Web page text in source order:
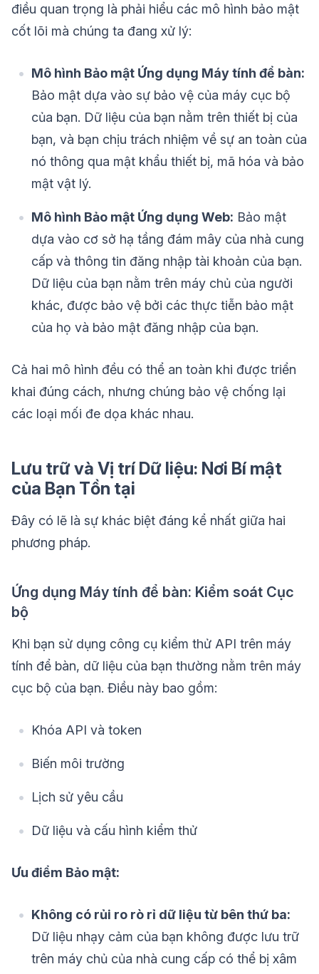
điều quan trọng là phải hiểu các mô hình bảo mật
cốt lõi mà chúng ta đang xử lý:
Mô hình Bảo mật Ứng dụng Máy tính để bàn:
Bảo mật dựa vào sự bảo vệ của máy cục bộ
của bạn. Dữ liệu của bạn nằm trên thiết bị của
bạn, và bạn chịu trách nhiệm về sự an toàn của
nó thông qua mật khẩu thiết bị, mã hóa và bảo
mật vật lý.
Mô hình Bảo mật Ứng dụng Web: Bảo mật
dựa vào cơ sở hạ tầng đám mây của nhà cung
cấp và thông tin đăng nhập tài khoản của bạn.
Dữ liệu của bạn nằm trên máy chủ của người
khác, được bảo vệ bởi các thực tiễn bảo mật
của họ và bảo mật đăng nhập của bạn.
Cả hai mô hình đều có thể an toàn khi được triển
khai đúng cách, nhưng chúng bảo vệ chống lại
các loại mối đe dọa khác nhau.
Lưu trữ và Vị trí Dữ liệu: Nơi Bí mật
của Bạn Tồn tại
Đây có lẽ là sự khác biệt đáng kể nhất giữa hai
phương pháp.
Ứng dụng Máy tính để bàn: Kiểm soát Cục
bộ
Khi bạn sử dụng công cụ kiểm thử API trên máy
tính để bàn, dữ liệu của bạn thường nằm trên máy
cục bộ của bạn. Điều này bao gồm:
Khóa API và token
Biến môi trường
Lịch sử yêu cầu
Dữ liệu và cấu hình kiểm thử
Ưu điểm Bảo mật:
Không có rủi ro rò rỉ dữ liệu từ bên thứ ba:
Dữ liệu nhạy cảm của bạn không được lưu trữ
trên máy chủ của nhà cung cấp có thể bị xâm